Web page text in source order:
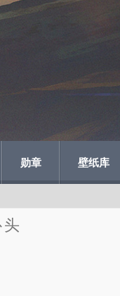
勋章 壁纸库